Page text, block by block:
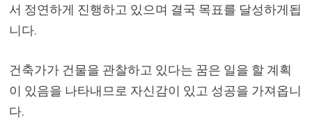
서 정연하게 진행하고 있으며 결국 목표를 달성하게됩
니다.
건축가가 건물을 관찰하고 있다는 꿈은 일을 할 계획
이 있음을 나타내므로 자신감이 있고 성공을 가져옵니
다.